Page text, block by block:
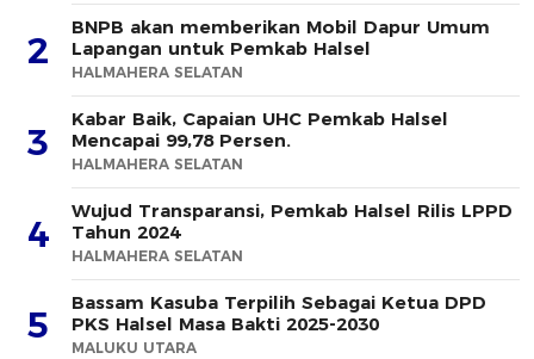
2
BNPB akan memberikan Mobil Dapur Umum
Lapangan untuk Pemkab Halsel
HALMAHERA SELATAN
3
Kabar Baik, Capaian UHC Pemkab Halsel
Mencapai 99,78 Persen.
HALMAHERA SELATAN
4
Wujud Transparansi, Pemkab Halsel Rilis LPPD
Tahun 2024
HALMAHERA SELATAN
5
Bassam Kasuba Terpilih Sebagai Ketua DPD
PKS Halsel Masa Bakti 2025-2030
MALUKU UTARA